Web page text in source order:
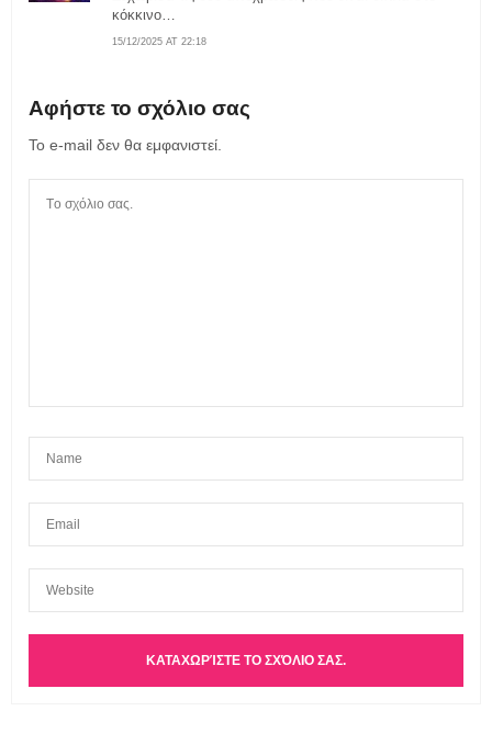
15/12/2025 AT 22:18
κόκκινο…
Αφήστε το σχόλιο σας
Το e-mail δεν θα εμφανιστεί.